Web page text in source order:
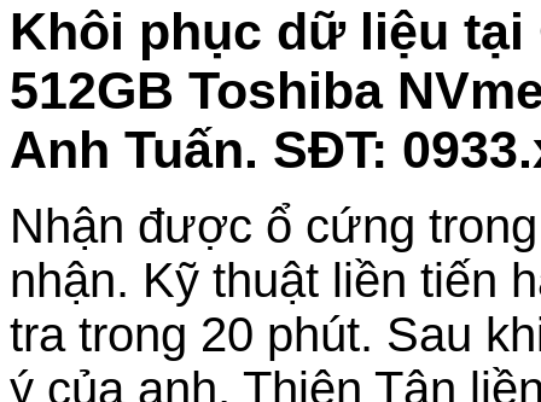
Khôi phục dữ liệu tại
512GB Toshiba
Anh Tuấn. SĐT:
Nhận được ổ cứng
nhận. Kỹ thuật liền tiến
tra trong 20 phút. Sau
ý của anh, Thiên Tân